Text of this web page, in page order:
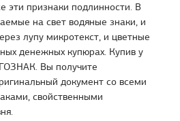
эти признаки подлинности. В
на свет водяные знаки, и
лупу микротекст, и цветные
денежных купюрах. Купив у
Вы получите
документ со всеми
свойственными